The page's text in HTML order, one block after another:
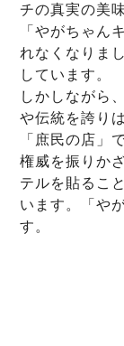
チの真実の美
「やがちゃん
れなくなりま
しています。
しかしながら
や伝統を誇り
「庶民の店」
権威を振りか
テルを貼るこ
います。「や
す。